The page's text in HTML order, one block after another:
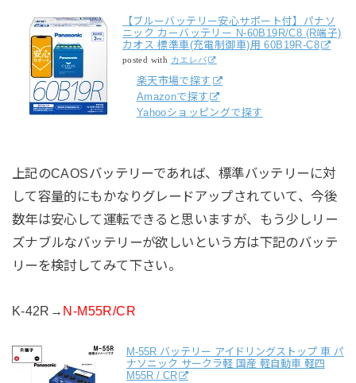
【ブルーバッテリー安心サポート付】パナソ
ニック カーバッテリー N-60B19R/C8 (R端子)
カオス 標準車(充電制御車)用 60B19R-C8
posted with カエレバ
楽天市場で探す
Amazonで探す
Yahooショッピングで探す
上記のCAOSバッテリーであれば、標準バッテリーに対
して容量的にもかなりグレードアップされていて、今後
数年は安心して運転できると思いますが、もう少しリー
ズナブルなバッテリーが欲しいという方は下記のバッテ
リーを検討してみて下さい。
K-42R→ N-M55R/CR
M-55R バッテリー アイドリングストップ 車 パ
ナソニック サークラ軽 国産 軽自動車 軽四
M55R / CR